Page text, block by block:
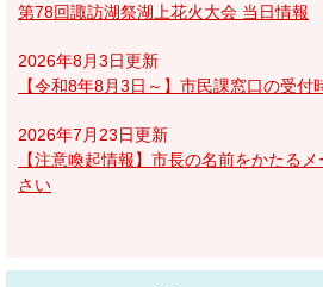
第78回諏訪湖祭湖上花火大会 当日情報
2026年8月3日更新
【令和8年8月3日～】市民課窓口の受付
2026年7月23日更新
【注意喚起情報】市長の名前をかたる
さい